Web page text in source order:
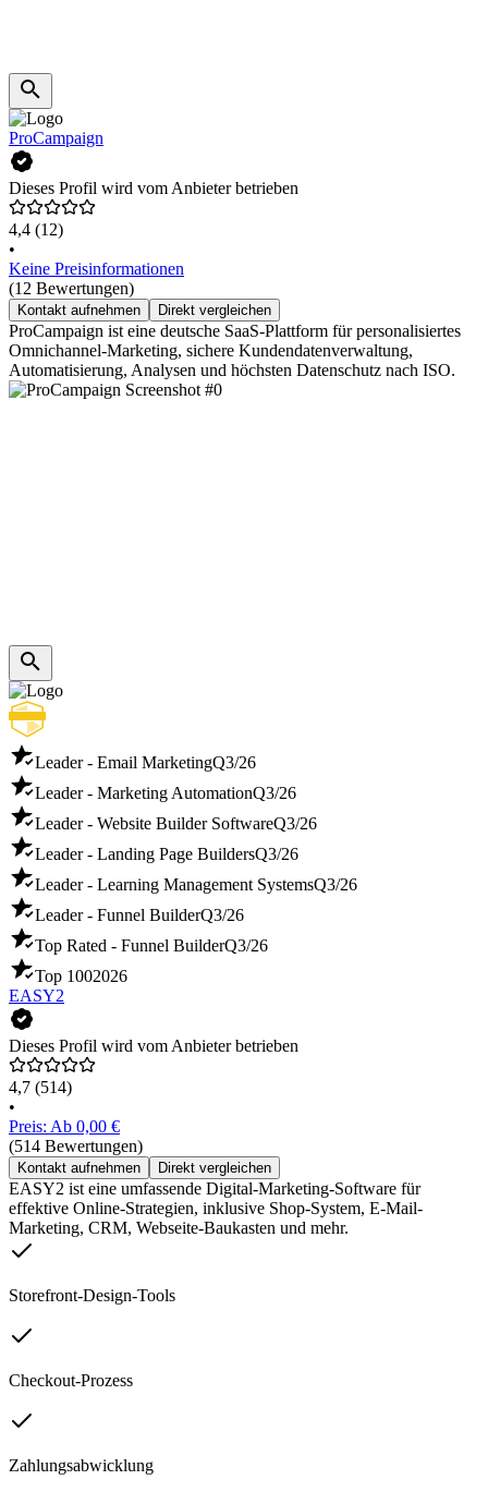
ProCampaign
Dieses Profil wird vom Anbieter betrieben
4,4 (12)
•
Keine Preisinformationen
(12 Bewertungen)
Kontakt aufnehmen Direkt vergleichen
ProCampaign ist eine deutsche SaaS-Plattform für personalisiertes
Omnichannel-Marketing, sichere Kundendatenverwaltung,
Automatisierung, Analysen und höchsten Datenschutz nach ISO.
Leader - Email MarketingQ3/26
Leader - Marketing AutomationQ3/26
Leader - Website Builder SoftwareQ3/26
Leader - Landing Page BuildersQ3/26
Leader - Learning Management SystemsQ3/26
Leader - Funnel BuilderQ3/26
Top Rated - Funnel BuilderQ3/26
Top 1002026
EASY2
Dieses Profil wird vom Anbieter betrieben
4,7 (514)
•
Preis: Ab 0,00 €
(514 Bewertungen)
Kontakt aufnehmen Direkt vergleichen
EASY2 ist eine umfassende Digital-Marketing-Software für
effektive Online-Strategien, inklusive Shop-System, E-Mail-
Marketing, CRM, Webseite-Baukasten und mehr.
Storefront-Design-Tools
Checkout-Prozess
Zahlungsabwicklung